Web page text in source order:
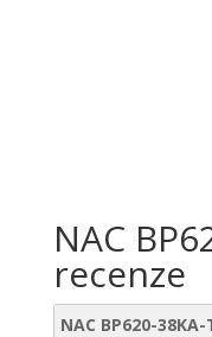
NAC
recenze
NAC BP620-